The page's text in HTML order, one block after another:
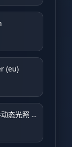
(eu)
EuPhilocalist 动态光照 + 副手动态光照 EuPhilocalist Dynamic Light + Offhand Dynamic Light